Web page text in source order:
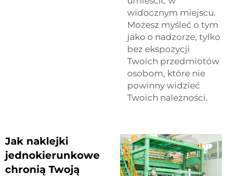
widocznym miejscu.
Możesz myśleć o tym
jako o nadzorze, tylko
bez ekspozycji
Twoich przedmiotów
osobom, które nie
powinny widzieć
Twoich należności.
Jak naklejki
jednokierunkowe
chronią Twoją